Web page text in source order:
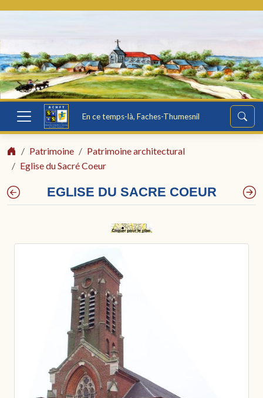
En ce temps-là, Faches-Thumesnil
Patrimoine
Patrimoine architectural
Eglise du Sacré Coeur
EGLISE DU SACRE COEUR